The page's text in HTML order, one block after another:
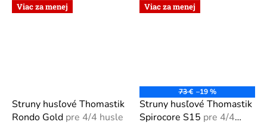
Viac za menej
Struny husľové Thomastik
Rondo Gold pre 4/4 husle
Viac za menej
73 € –19 %
Struny husľové Thomastik
Spirocore S15 pre 4/4